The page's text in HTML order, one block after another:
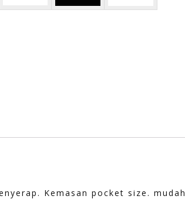
Kemasan pocket size. mudah